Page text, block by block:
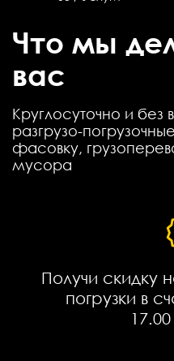
Что мы
вас
Круглосуточно и
разгрузо-
фасовку,
мусора
Получи скидку
погрузки в